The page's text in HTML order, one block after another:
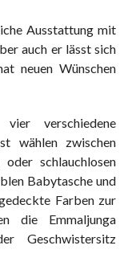
Ausstattung mit
auch er lässt sich
neuen Wünschen
verschiedene
wählen zwischen
schlauchlosen
Babytasche und
Farben zur
die Emmaljunga
Geschwistersitz